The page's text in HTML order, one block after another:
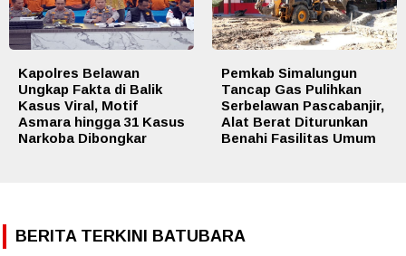
Kapolres Belawan
Ungkap Fakta di Balik
Kasus Viral, Motif
Asmara hingga 31 Kasus
Narkoba Dibongkar
Pemkab Simalungun
Tancap Gas Pulihkan
Serbelawan Pascabanjir,
Alat Berat Diturunkan
Benahi Fasilitas Umum
BERITA TERKINI BATUBARA